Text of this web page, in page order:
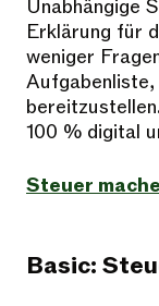
Unabhängige
Erklärung für
weniger
Aufgabenliste,
100 % digital
Steuer
Basic: